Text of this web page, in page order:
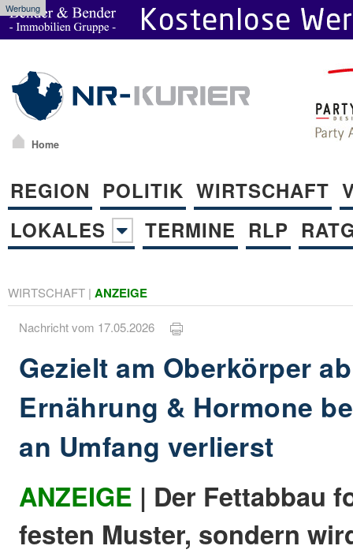
Werbung
Home
REGION POLITIK WIRTSCHAFT
LOKALES
TERMINE RLP
WIRTSCHAFT | ANZEIGE
Nachricht vom 17.05.2026
Gezielt am Oberkörper
Ernährung & Hormone
an Umfang verlierst
ANZEIGE | Der Fettabbau
festen Muster, sondern